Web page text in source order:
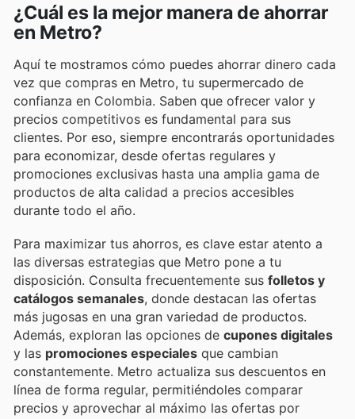
¿Cuál es la mejor manera de ahorrar
en Metro?
Aquí te mostramos cómo puedes ahorrar dinero cada
vez que compras en Metro, tu supermercado de
confianza en Colombia. Saben que ofrecer valor y
precios competitivos es fundamental para sus
clientes. Por eso, siempre encontrarás oportunidades
para economizar, desde ofertas regulares y
promociones exclusivas hasta una amplia gama de
productos de alta calidad a precios accesibles
durante todo el año.
Para maximizar tus ahorros, es clave estar atento a
las diversas estrategias que Metro pone a tu
disposición. Consulta frecuentemente sus folletos y
catálogos semanales, donde destacan las ofertas
más jugosas en una gran variedad de productos.
Además, exploran las opciones de cupones digitales
y las promociones especiales que cambian
constantemente. Metro actualiza sus descuentos en
línea de forma regular, permitiéndoles comparar
precios y aprovechar al máximo las ofertas por